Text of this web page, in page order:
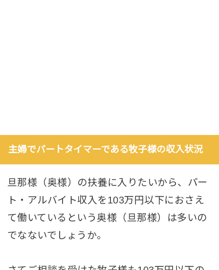
主婦でパートタイマーである牧子様の収入状況
旦那様（奥様）の扶養に入りたいから、パー
ト・アルバイト収入を103万円以下におさえ
て働いているという奥様（旦那様）は多いの
でなないでしょうか。